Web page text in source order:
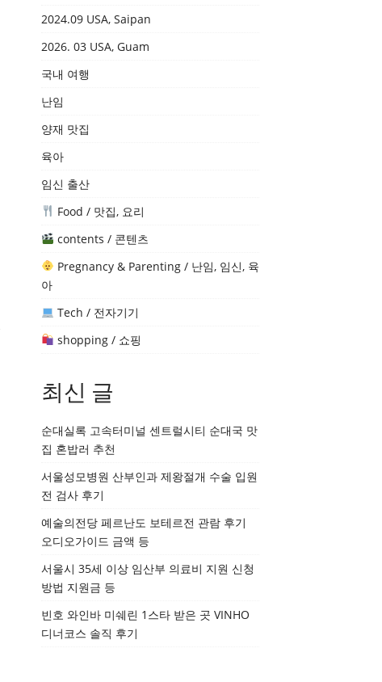
2024.09 USA, Saipan
2026. 03 USA, Guam
국내 여행
난임
양재 맛집
육아
임신 출산
Food / 맛집, 요리
contents / 콘텐츠
Pregnancy & Parenting / 난임, 임신, 육
아
Tech / 전자기기
shopping / 쇼핑
최신 글
순대실록 고속터미널 센트럴시티 순대국 맛
집 혼밥러 추천
서울성모병원 산부인과 제왕절개 수술 입원
전 검사 후기
예술의전당 페르난도 보테르전 관람 후기
오디오가이드 금액 등
서울시 35세 이상 임산부 의료비 지원 신청
방법 지원금 등
빈호 와인바 미쉐린 1스타 받은 곳 VINHO
디너코스 솔직 후기